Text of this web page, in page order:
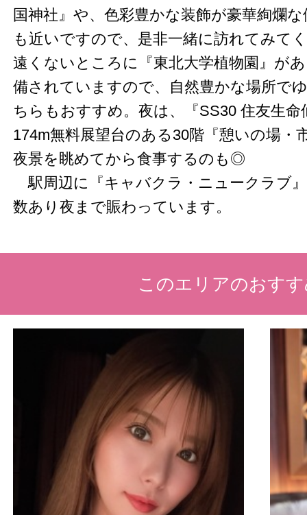
国神社』や、色彩豊かな装飾が豪華絢爛
も近いですので、是非一緒に訪れてみて
遠くないところに『東北大学植物園』が
備されていますので、自然豊かな場所で
ちらもおすすめ。夜は、『SS30 住友生
174m無料展望台のある30階『憩いの場・
夜景を眺めてから食事するのも◎
駅周辺に『キャバクラ・ニュークラブ
数あり夜まで賑わっています。
このエリアのおす